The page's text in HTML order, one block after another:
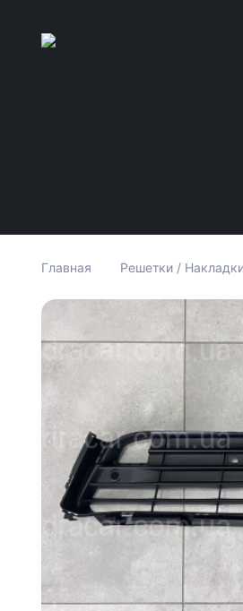
Главная Решетки /